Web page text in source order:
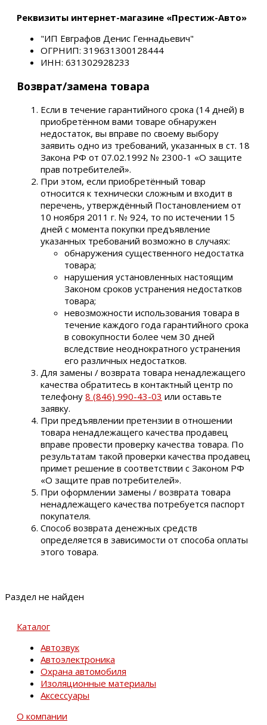
Реквизиты интернет-магазине «Престиж-Авто»
"ИП Евграфов Денис Геннадьевич"
ОГРНИП: 319631300128444
ИНН: 631302928233
Возврат/замена товара
Если в течение гарантийного срока (14 дней) в
приобретённом вами товаре обнаружен
недостаток, вы вправе по своему выбору
заявить одно из требований, указанных в ст. 18
Закона РФ от 07.02.1992 № 2300-1 «О защите
прав потребителей».
При этом, если приобретённый товар
относится к технически сложным и входит в
перечень, утверждённый Постановлением от
10 ноября 2011 г. № 924, то по истечении 15
дней с момента покупки предъявление
указанных требований возможно в случаях:
обнаружения существенного недостатка
товара;
нарушения установленных настоящим
Законом сроков устранения недостатков
товара;
невозможности использования товара в
течение каждого года гарантийного срока
в совокупности более чем 30 дней
вследствие неоднократного устранения
его различных недостатков.
Для замены / возврата товара ненадлежащего
качества обратитесь в контактный центр по
телефону 8 (846) 990-43-03 или оставьте
заявку.
При предъявлении претензии в отношении
товара ненадлежащего качества продавец
вправе провести проверку качества товара. По
результатам такой проверки качества продавец
примет решение в соответствии с Законом РФ
«О защите прав потребителей».
При оформлении замены / возврата товара
ненадлежащего качества потребуется паспорт
покупателя.
Способ возврата денежных средств
определяется в зависимости от способа оплаты
этого товара.
Раздел не найден
Каталог
Автозвук
Автоэлектроника
Охрана автомобиля
Изоляционные материалы
Аксессуары
О компании